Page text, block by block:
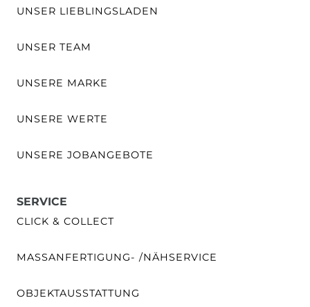
UNSER LIEBLINGSLADEN
UNSER TEAM
UNSERE MARKE
UNSERE WERTE
UNSERE JOBANGEBOTE
SERVICE
CLICK & COLLECT
MASSANFERTIGUNG- /NÄHSERVICE
OBJEKTAUSSTATTUNG